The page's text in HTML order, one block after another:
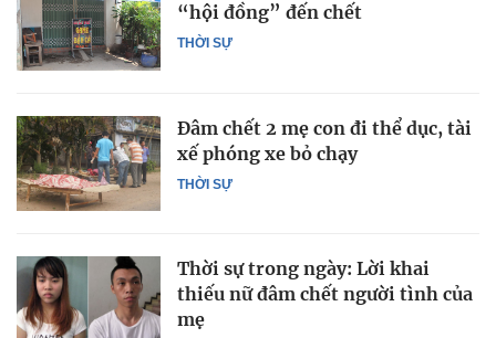
THỜI SỰ
“hội đồng” đến chết
THỜI SỰ
Đâm chết 2 mẹ con đi thể dục, tài
xế phóng xe bỏ chạy
Thời sự trong ngày: Lời khai
thiếu nữ đâm chết người tình của
mẹ